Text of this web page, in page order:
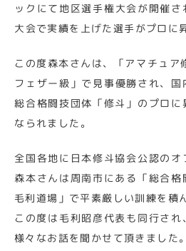
ックにて地区選手権大会が開催
大会で実績を上げた選手がプロに
この度森本さんは、「アマチュア
フェザー級」で見事優勝され、
総合格闘技団体「修斗」のプロに
なられました。
全国各地に日本修斗協会公認のオ
森本さんは周南市にある「総合
毛利道場」で平素厳しい訓練を積
この度は毛利昭彦代表も同行さ
様々なお話を聞かせて頂きました。